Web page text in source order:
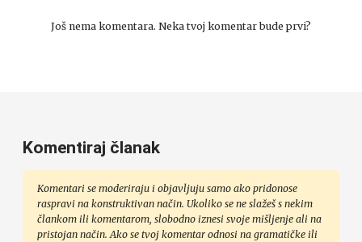
Još nema komentara. Neka tvoj komentar bude prvi?
Komentiraj članak
Komentari se moderiraju i objavljuju samo ako pridonose
raspravi na konstruktivan način. Ukoliko se ne slažeš s nekim
člankom ili komentarom, slobodno iznesi svoje mišljenje ali na
pristojan način. Ako se tvoj komentar odnosi na gramatičke ili